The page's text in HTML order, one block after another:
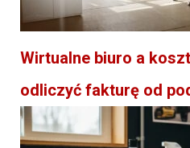
Wirtualne biuro a
odliczyć fakturę od